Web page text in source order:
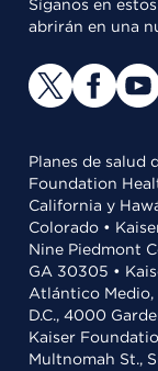
Síganos en
abrirán en una
Planes de salud
Foundation
California y
Colorado •
Nine Piedmont
GA 30305 •
Atlántico Medio,
D.C., 4000
Kaiser
Multnomah St.,